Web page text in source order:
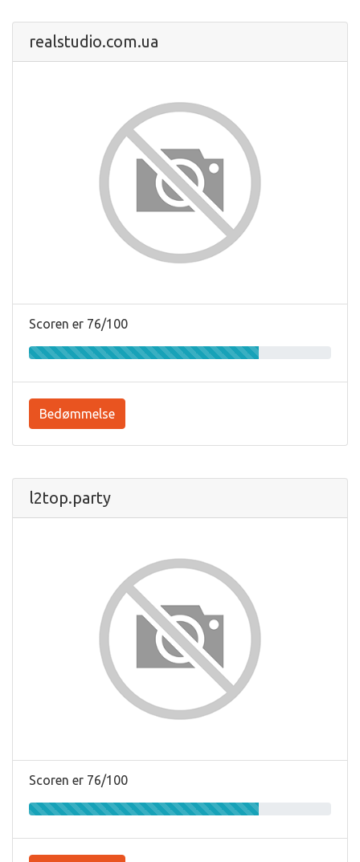
realstudio.com.ua
Scoren er 76/100
Bedømmelse
l2top.party
Scoren er 76/100